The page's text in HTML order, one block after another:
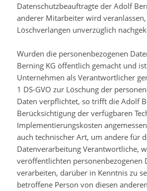
Datenschutzbeauftragte der Adolf
anderer Mitarbeiter wird veranlassen,
Löschverlangen unverzüglich
Wurden die personenbezogenen
Berning KG öffentlich gemacht und
Unternehmen als Verantwortlicher
1 DS-GVO zur Löschung der
Daten verpflichtet, so trifft die Adolf
Berücksichtigung der verfügbaren
Implementierungskosten
auch technischer Art, um andere für
Datenverarbeitung Verantwortliche,
veröffentlichten personenbezogenen
verarbeiten, darüber in Kenntnis zu
betroffene Person von diesen